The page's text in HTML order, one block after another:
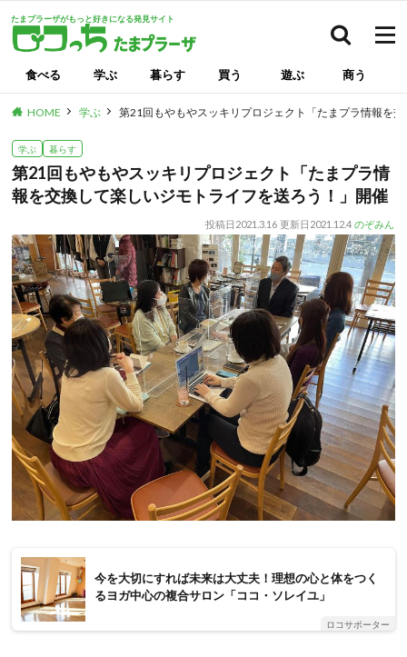
たまプラーザがもっと好きになる発見サイト
食べる 学ぶ 暮らす 買う 遊ぶ 商う
HOME 学ぶ 第21回もやもやスッキリプロジェクト「たまプラ情報を
学ぶ 暮らす
第21回もやもやスッキリプロジェクト「たまプラ情
報を交換して楽しいジモトライフを送ろう！」開催
投稿日 2021.3.16 更新日 2021.12.4 のぞみん
今を大切にすれば未来は大丈夫！理想の心と体をつく
るヨガ中心の複合サロン「ココ・ソレイユ」
ロコサポーター